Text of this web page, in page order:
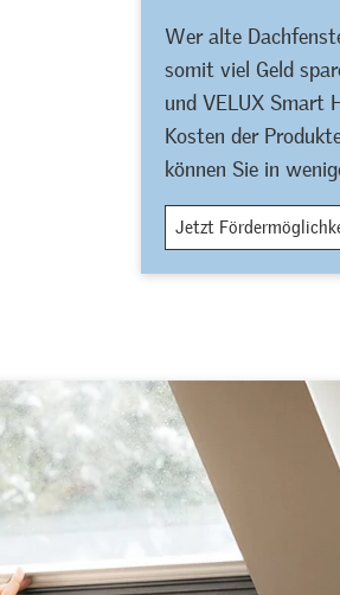
Wer alte
somit viel Geld
und VELUX Smart
Kosten der
können Sie in
Jetzt